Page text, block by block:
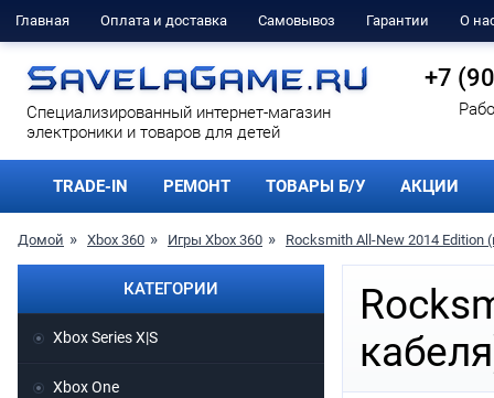
Главная Оплата и доставка Самовывоз Гарантии О
Cпециализированный интернет-магазин
электроники и товаров для детей
+7
TRADE-IN РЕМОНТ ТОВАРЫ Б/У АКЦИИ
Домой Xbox 360 Игры Xbox 360 Rocksmith All-New 2014 Edition
КАТЕГОРИИ
Xbox Series X|S
Xbox One